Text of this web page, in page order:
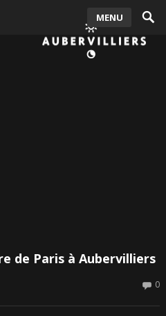
MENU
de Paris à Aubervilliers
0